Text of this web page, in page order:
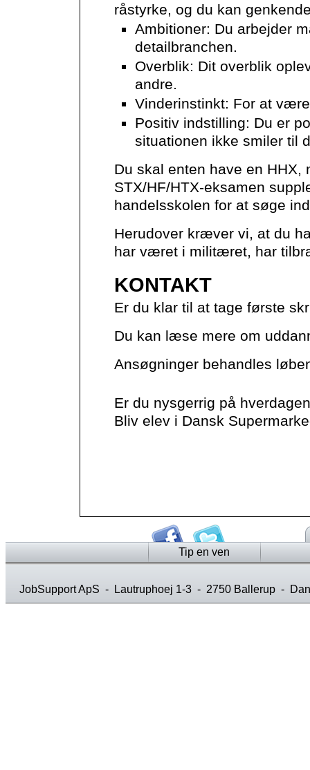
råstyrke, og du kan
Ambitioner: Du arbejder
detailbranchen.
Overblik: Dit overblik
andre.
Vinderinstinkt: For at
Positiv indstilling: Du er
situationen ikke smiler til
Du skal enten have en
STX/HF/HTX-eksamen
handelsskolen for at søge
Herudover kræver vi, at du
har været i militæret, har
KONTAKT
Er du klar til at tage første
Du kan læse mere om
Ansøgninger behandles
Er du nysgerrig på
Bliv elev i Dansk
Tip en ven
JobSupport ApS - Lautruphoej 1-3 - 2750 Ballerup -